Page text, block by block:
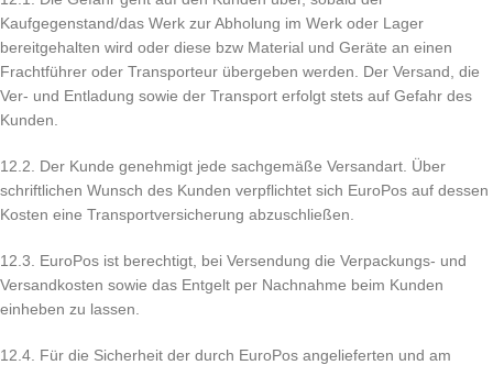
Kaufgegenstand/das Werk zur Abholung im Werk oder Lager
bereitgehalten wird oder diese bzw Material und Geräte an einen
Frachtführer oder Transporteur übergeben werden. Der Versand, die
Ver- und Entladung sowie der Transport erfolgt stets auf Gefahr des
Kunden.
12.2. Der Kunde genehmigt jede sachgemäße Versandart. Über
schriftlichen Wunsch des Kunden verpflichtet sich EuroPos auf dessen
Kosten eine Transportversicherung abzuschließen.
12.3. EuroPos ist berechtigt, bei Versendung die Verpackungs- und
Versandkosten sowie das Entgelt per Nachnahme beim Kunden
einheben zu lassen.
12.4. Für die Sicherheit der durch EuroPos angelieferten und am